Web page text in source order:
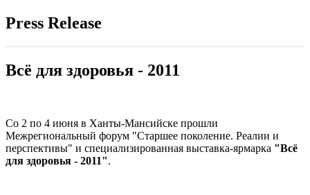
Press Release
Всё для здоровья - 2011
Со 2 по 4 июня в Ханты-Мансийске прошли
Межрегиональный форум "Старшее поколение. Реалии и
перспективы" и специализированная выставка-ярмарка "Всё
для здоровья - 2011".